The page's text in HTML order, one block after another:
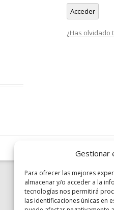
Gestionar
Para ofrecer las mejores
almacenar y/o acceder a la
tecnologías nos permitirá
las identificaciones únicas en
Acceder
¿Has olvidado